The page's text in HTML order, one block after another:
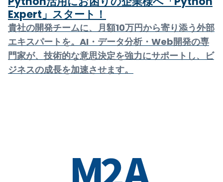
Expert」スタート！
貴社の開発チームに、月額10万円から寄り添う外部
エキスパートを。AI・データ分析・Web開発の専
門家が、技術的な意思決定を強力にサポートし、ビ
ジネスの成長を加速させます。